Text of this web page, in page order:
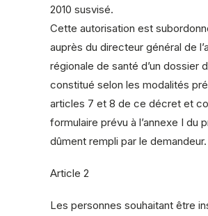
2010 susvisé.
Cette autorisation est
auprès du directeur général de
régionale de santé d’un dossier
constitué selon les modalités
articles 7 et 8 de ce décret et
formulaire prévu à l’annexe I du
dûment rempli par le demandeur.
Article 2
Les personnes souhaitant être